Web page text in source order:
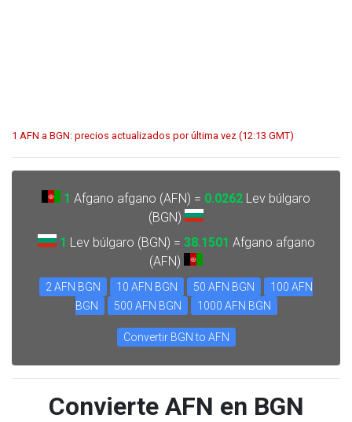
1 AFN a BGN: precios actualizados por última vez (12:13 GMT)
1 Afgano afgano (AFN) = 0.0262 Lev búlgaro
(BGN)
1 Lev búlgaro (BGN) = 38.1501 Afgano afgano
(AFN)
2 AFN BGN 10 AFN BGN 50 AFN BGN
100 AFN
BGN
500 AFN BGN 1000 AFN BGN
Convertir BGN to AFN
Convierte AFN en BGN